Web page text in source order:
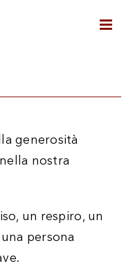
generosità
nostra
un respiro, un
persona